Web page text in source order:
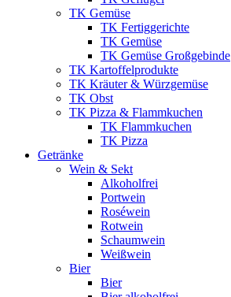
TK Gemüse
TK Fertiggerichte
TK Gemüse
TK Gemüse Großgebinde
TK Kartoffelprodukte
TK Kräuter & Würzgemüse
TK Obst
TK Pizza & Flammkuchen
TK Flammkuchen
TK Pizza
Getränke
Wein & Sekt
Alkoholfrei
Portwein
Roséwein
Rotwein
Schaumwein
Weißwein
Bier
Bier